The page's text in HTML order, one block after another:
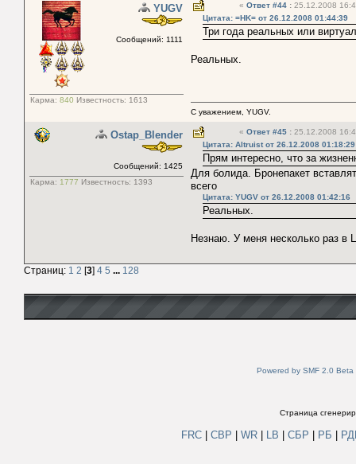
YUGV
Сообщений: 1111
Карма: 840 Известность: 1613
« Ответ #44 : 25.12.2008
Цитата: =HK= от 26.12.2008 01:44:39
Три года реальных или
Реальных.
С уважением, YUGV.
Ostap_Blender
Сообщений: 1425
Карма: 1777 Известность: 1393
« Ответ #45 : 25.12.2008
Цитата: Altruist от 26.12.2008 01:18:29
Прям интересно, что за
Для болида. Бронепакет
всего
Цитата: YUGV от 26.12.2008 01:42:16
Реальных.
Незнаю. У меня несколько раз
Страниц: 1 2 [3] 4 5 ... 128
Powered by SMF 2.0 Beta
Страница
FRC СВР WR LB СБР РБ